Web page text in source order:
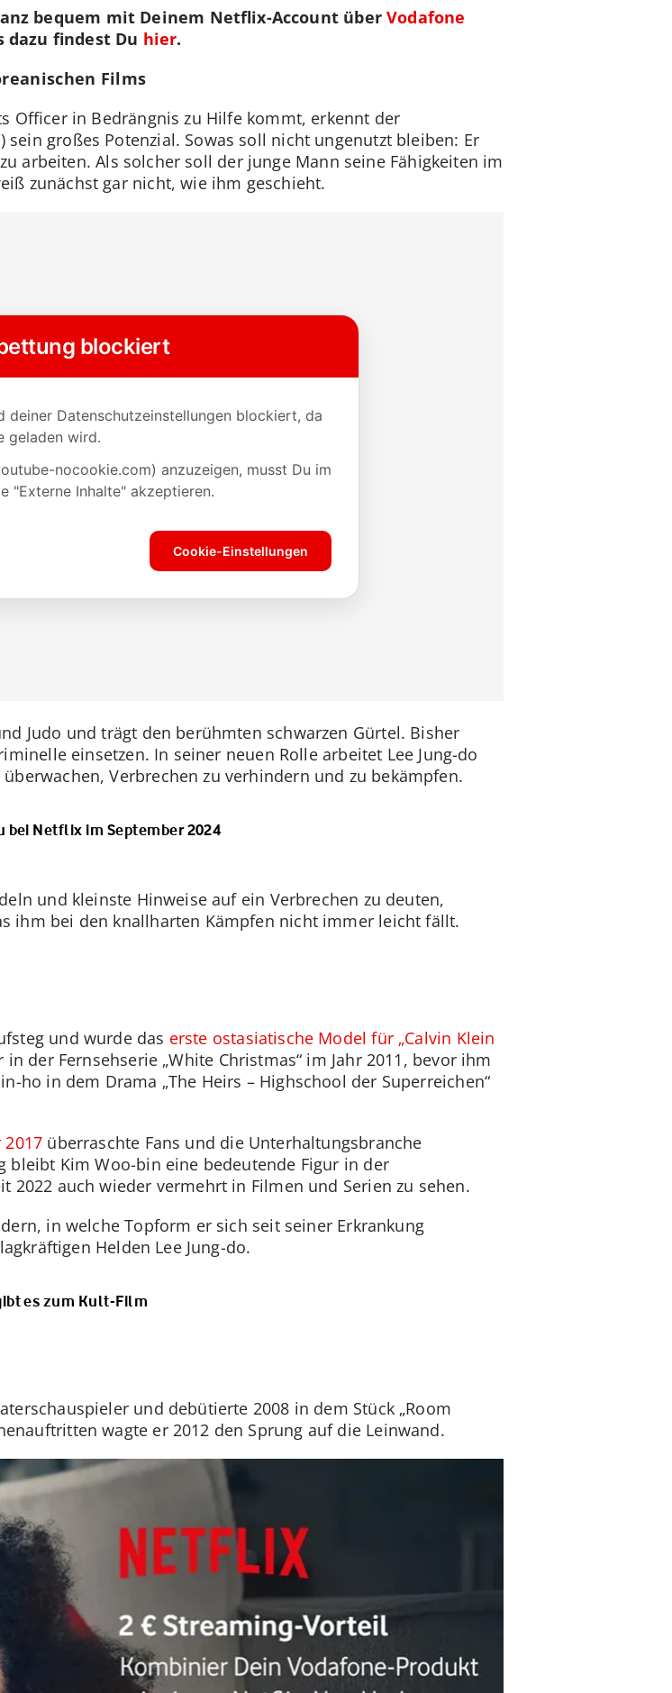
bequem mit Deinem Netflix-Account überVodafone
dazu findest Du hier.
Films
Officer in Bedrängnis zu Hilfe kommt, erkennt der
großes Potenzial. Sowas soll nicht ungenutzt bleiben: Er
arbeiten. Als solcher soll der junge Mann seine Fähigkeiten im
zunächst gar nicht, wie ihm geschieht.
Judo und trägt den berühmten schwarzen Gürtel. Bisher
einsetzen. In seiner neuen Rolle arbeitet Lee Jung-do
Verbrechen zu verhindern und zu bekämpfen.
bei Netflix im September 2024
und kleinste Hinweise auf ein Verbrechen zu deuten,
ihm bei den knallharten Kämpfen nicht immer leicht fällt.
und wurde das erste ostasiatische Model für „Calvin Klein
der Fernsehserie „White Christmas“ im Jahr 2011, bevor ihm
ho in dem Drama „The Heirs – Highschool der Superreichen“
2017 überraschte Fans und die Unterhaltungsbranche
bleibt Kim Woo-bin eine bedeutende Figur in der
2022 auch wieder vermehrt in Filmen und Serien zu sehen.
in welche Topform er sich seit seiner Erkrankung
Helden Lee Jung-do.
es zum Kult-Film
und debütierte 2008 in dem Stück „Room
wagte er 2012 den Sprung auf die Leinwand.